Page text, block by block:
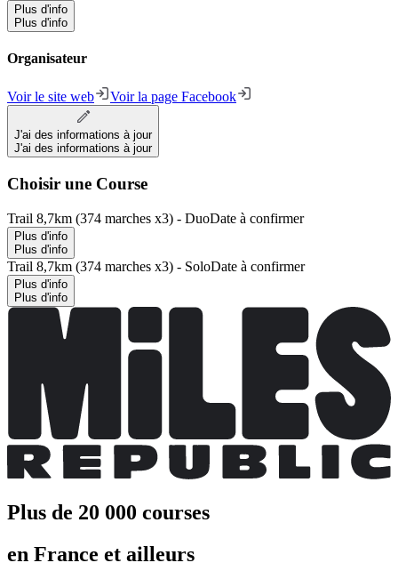
Plus d'info
Plus d'info
Organisateur
Voir le site web Voir la page Facebook
J'ai des informations à jour
J'ai des informations à jour
Choisir une Course
Trail 8,7km (374 marches x3) - DuoDate à confirmer
Plus d'info
Plus d'info
Trail 8,7km (374 marches x3) - SoloDate à confirmer
Plus d'info
Plus d'info
Plus de 20 000 courses
en France et ailleurs